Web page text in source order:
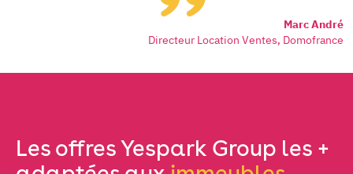
Marc André
Directeur Location Ventes, Domofrance
Les offres Yespark Group les +